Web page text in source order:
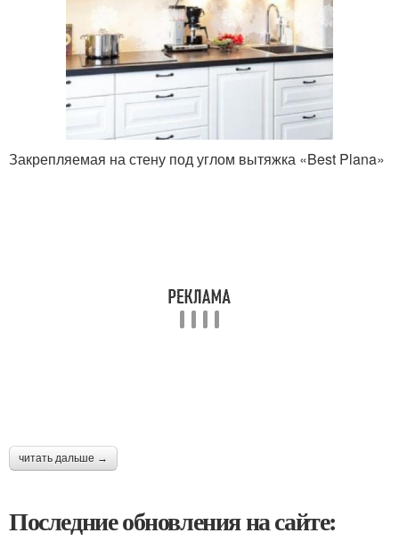
Закрепляемая на стену под углом вытяжка «Best Plana»
читать дальше →
Последние обновления на сайте: